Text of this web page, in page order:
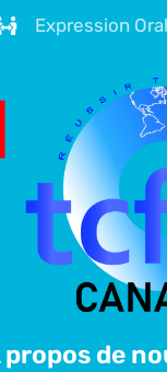
Expression
propos de